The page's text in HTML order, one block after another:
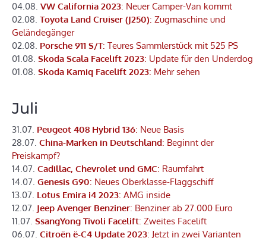
04.08. VW California 2023: Neuer Camper-Van kommt
02.08. Toyota Land Cruiser (J250): Zugmaschine und
Geländegänger
02.08. Porsche 911 S/T: Teures Sammlerstück mit 525 PS
01.08. Skoda Scala Facelift 2023: Update für den Underdog
01.08. Skoda Kamiq Facelift 2023: Mehr sehen
Juli
31.07. Peugeot 408 Hybrid 136: Neue Basis
28.07. China-Marken in Deutschland: Beginnt der
Preiskampf?
14.07. Cadillac, Chevrolet und GMC: Raumfahrt
14.07. Genesis G90: Neues Oberklasse-Flaggschiff
13.07. Lotus Emira i4 2023: AMG inside
12.07. Jeep Avenger Benziner: Benziner ab 27.000 Euro
11.07. SsangYong Tivoli Facelift: Zweites Facelift
06.07. Citroën ë-C4 Update 2023: Jetzt in zwei Varianten